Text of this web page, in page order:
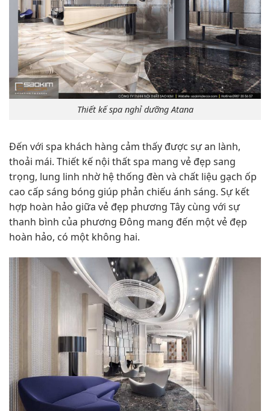
Thiết kế spa nghỉ dưỡng Atana
Đến với spa khách hàng cảm thấy được sự an lành,
thoải mái. Thiết kế nội thất spa mang vẻ đẹp sang
trọng, lung linh nhờ hệ thống đèn và chất liệu gạch ốp
cao cấp sáng bóng giúp phản chiếu ánh sáng. Sự kết
hợp hoàn hảo giữa vẻ đẹp phương Tây cùng với sự
thanh bình của phương Đông mang đến một vẻ đẹp
hoàn hảo, có một không hai.